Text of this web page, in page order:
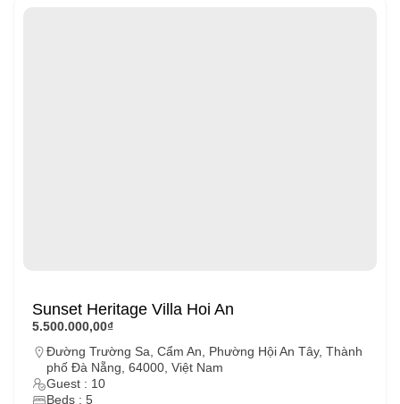
Sunset Heritage Villa Hoi An
5.500.000,00₫
Đường Trường Sa, Cẩm An, Phường Hội An Tây, Thành
phố Đà Nẵng, 64000, Việt Nam
Guest : 10
Beds : 5